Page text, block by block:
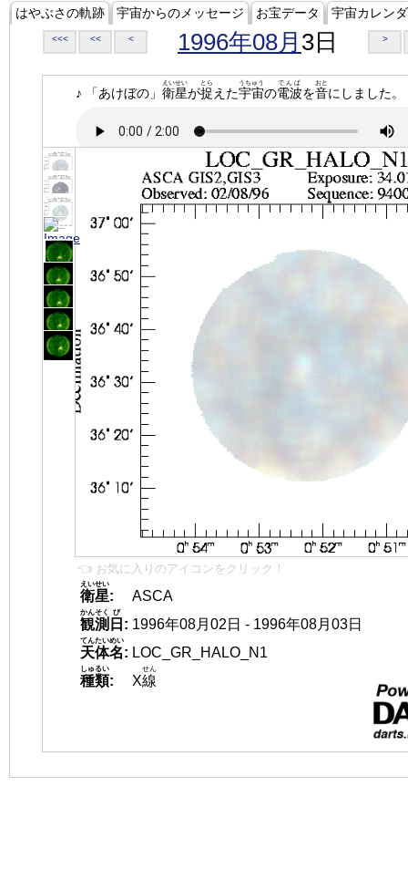
はやぶさの軌跡 宇宙からのメッセージ お宝データ 宇宙カレン
<<< << < 1996年08月 3日 >
♪ 「あけぼの」 衛星
えいせい
が捉
とら
えた宇宙
うちゅう
の電波
でんぱ
を音
おと
にしました。
👈 お気に入りのアイコンをクリック！
衛星
えいせい
:
ASCA
観測
かんそく
日
び
: 1996年08月02日 - 1996年08月03日
天体名
てんたいめい
: LOC_GR_HALO_N1
種類
しゅるい
: X線
せん